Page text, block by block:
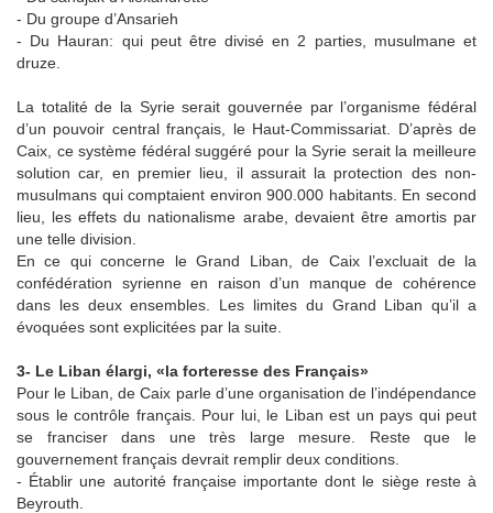
- Du groupe d’Ansarieh
- Du Hauran: qui peut être divisé en 2 parties, musulmane et
druze.
La totalité de la Syrie serait gouvernée par l’organisme fédéral
d’un pouvoir central français, le Haut-Commissariat. D’après de
Caix, ce système fédéral suggéré pour la Syrie serait la meilleure
solution car, en premier lieu, il assurait la protection des non-
musulmans qui comptaient environ 900.000 habitants. En second
lieu, les effets du nationalisme arabe, devaient être amortis par
une telle division.
En ce qui concerne le Grand Liban, de Caix l’excluait de la
confédération syrienne en raison d’un manque de cohérence
dans les deux ensembles. Les limites du Grand Liban qu’il a
évoquées sont explicitées par la suite.
3- Le Liban élargi, «la forteresse des Français»
Pour le Liban, de Caix parle d’une organisation de l’indépendance
sous le contrôle français. Pour lui, le Liban est un pays qui peut
se franciser dans une très large mesure. Reste que le
gouvernement français devrait remplir deux conditions.
- Établir une autorité française importante dont le siège reste à
Beyrouth.